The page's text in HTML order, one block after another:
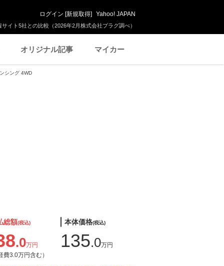
イト5社との比較（2026年2月株式会社プラグ調べ）
ログイン [新規取得] Yahoo! JAPAN
オリジナル記事 マイカー
シング 4WD
総額(税込)
.0万円
費3.0万円含む）
本体価格(税込)
135.0万円